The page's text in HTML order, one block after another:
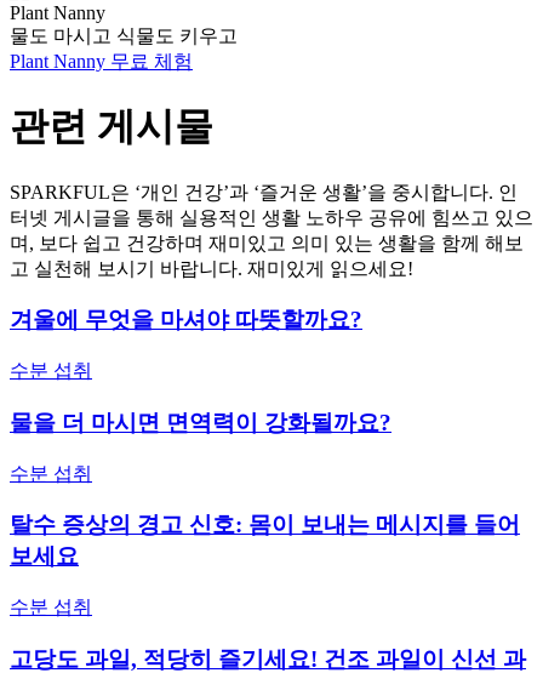
Plant Nanny
물도 마시고 식물도 키우고
Plant Nanny 무료 체험
관련 게시물
SPARKFUL은 ‘개인 건강’과 ‘즐거운 생활’을 중시합니다. 인
터넷 게시글을 통해 실용적인 생활 노하우 공유에 힘쓰고 있으
며, 보다 쉽고 건강하며 재미있고 의미 있는 생활을 함께 해보
고 실천해 보시기 바랍니다. 재미있게 읽으세요!
겨울에 무엇을 마셔야 따뜻할까요?
수분 섭취
물을 더 마시면 면역력이 강화될까요?
수분 섭취
탈수 증상의 경고 신호: 몸이 보내는 메시지를 들어
보세요
수분 섭취
고당도 과일, 적당히 즐기세요! 건조 과일이 신선 과